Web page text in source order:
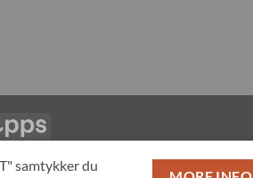
Vipps
PRODUCTS
samtykker du